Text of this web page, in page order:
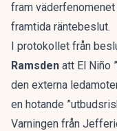
fram
framtida räntebeslut.
I protokollet från
Ramsden att El Niño
den externa
en hotande
Varningen från